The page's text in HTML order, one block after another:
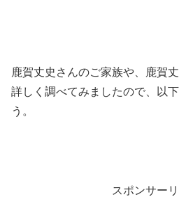
鹿賀丈史さんのご家族や、鹿賀
詳しく調べてみましたので、以
う。
スポンサー